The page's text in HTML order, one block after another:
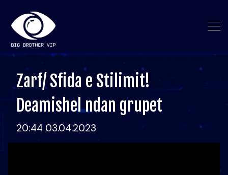
Zarf/ Sfida e Stilimit!
Deamishel ndan grupet
20:44 03.04.2023